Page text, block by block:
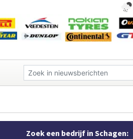
Zoek een bedrijf in Schagen: